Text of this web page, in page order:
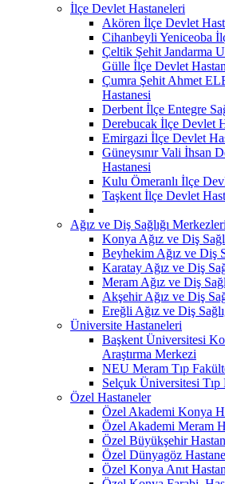
İlçe Devlet Hastaneleri
Akören İlçe Devlet
Cihanbeyli Yeniceoba
Çeltik Şehit Jandarma
Gülle İlçe Devlet
Çumra Şehit Ahmet
Hastanesi
Derbent İlçe Entegre
Derebucak İlçe Devlet
Emirgazi İlçe Devlet
Güneysınır Vali İhsan
Hastanesi
Kulu Ömeranlı İlçe
Taşkent İlçe Devlet
Ağız ve Diş Sağlığı Merkezleri
Konya Ağız ve Diş
Beyhekim Ağız ve Diş
Karatay Ağız ve Diş
Meram Ağız ve Diş
Akşehir Ağız ve Diş
Ereğli Ağız ve Diş
Üniversite Hastaneleri
Başkent Üniversitesi
Araştırma Merkezi
NEU Meram Tıp
Selçuk Üniversitesi Tıp
Özel Hastaneler
Özel Akademi Konya
Özel Akademi Meram
Özel Büyükşehir
Özel Dünyagöz
Özel Konya Anıt